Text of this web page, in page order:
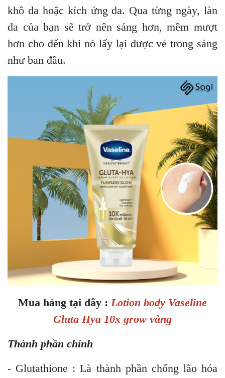
khô da hoặc kích ứng da. Qua từng ngày, làn
da của bạn sẽ trở nên sáng hơn, mềm mượt
hơn cho đến khi nó lấy lại được vẻ trong sáng
như ban đầu.
Mua hàng tại đây : Lotion body Vaseline
Gluta Hya 10x grow vàng
Thành phần chính
- Glutathione : Là thành phần chống lão hóa